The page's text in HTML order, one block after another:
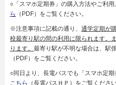
○「スマホ定期券」の購入方法やご利用
ら
（PDF）をご覧ください。
※注意事項に記載の通り、 通学定期が
校最寄り駅の間の利用に限られます。
ります。 最寄り駅が不明な場合は、駅
（PDF）をご覧ください。
○同日より、長電バスでも「スマホ定
こちら
（長電バスＨＰ）をご覧ください